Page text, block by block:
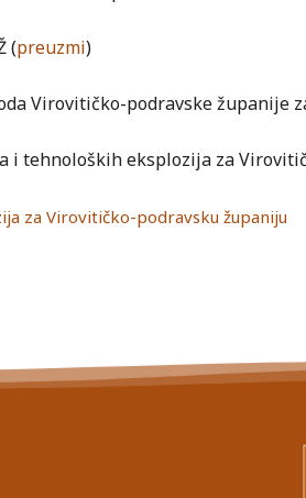
(preuzmi)
Virovitičko-podravske županije
i tehnoloških eksplozija za
za Virovitičko-podravsku županiju